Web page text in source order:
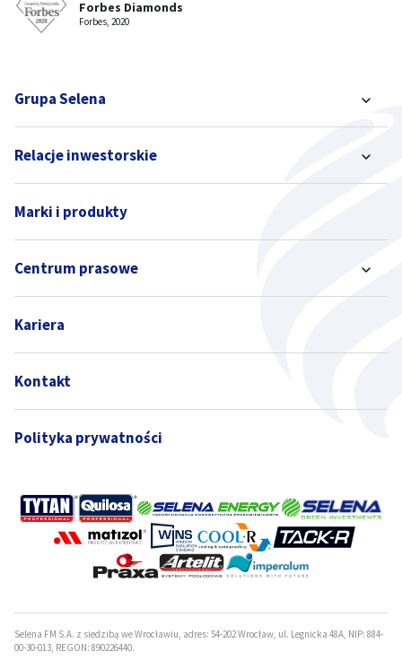
Forbes Diamonds
Forbes, 2020
Grupa Selena
Relacje inwestorskie
Marki i produkty
Centrum prasowe
Kariera
Kontakt
Polityka prywatności
Selena FM S.A. z siedzibą we Wrocławiu, adres: 54-202 Wrocław, ul. Legnicka 48A, NIP: 884-
00-30-013, REGON: 890226440.